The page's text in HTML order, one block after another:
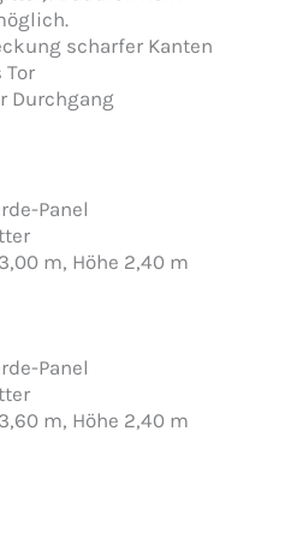
scharfer Kanten
Tor
Durchgang
Panel
m, Höhe 2,40 m
Panel
m, Höhe 2,40 m